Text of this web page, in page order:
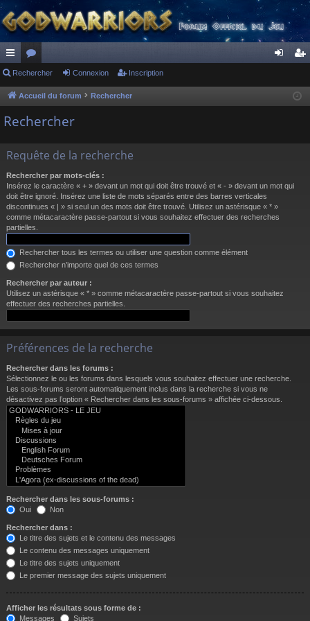
ac
co
ur
s
or
u
m
cri
Rechercher Connexion Inscription
Accueil du forum Rechercher
Rechercher
Requête de la recherche
Rechercher par mots-clés :
Insérez le caractère « + » devant un mot qui doit être trouvé et « - » devant un mot qui
doit être ignoré. Insérez une liste de mots séparés entre des barres verticales
discontinues « | » si seul un des mots doit être trouvé. Utilisez un astérisque « * »
comme métacaractère passe-partout si vous souhaitez effectuer des recherches
partielles.
Rechercher tous les termes ou utiliser une question comme élément
Rechercher n’importe quel de ces termes
Rechercher par auteur :
Utilisez un astérisque « * » comme métacaractère passe-partout si vous souhaitez
effectuer des recherches partielles.
Préférences de la recherche
Rechercher dans les forums :
Sélectionnez le ou les forums dans lesquels vous souhaitez effectuer une recherche.
Les sous-forums seront automatiquement inclus dans la recherche si vous ne
désactivez pas l’option « Rechercher dans les sous-forums » affichée ci-dessous.
Rechercher dans les sous-forums :
Oui
Non
Rechercher dans :
Le titre des sujets et le contenu des messages
Le contenu des messages uniquement
Le titre des sujets uniquement
Le premier message des sujets uniquement
Afficher les résultats sous forme de :
Messages
Sujets